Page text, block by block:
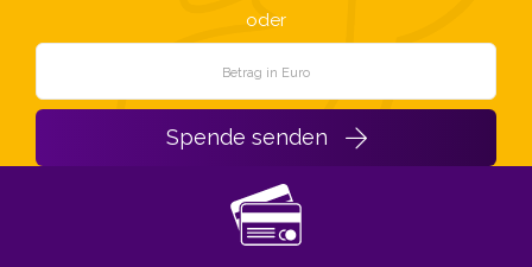
oder
Spende senden